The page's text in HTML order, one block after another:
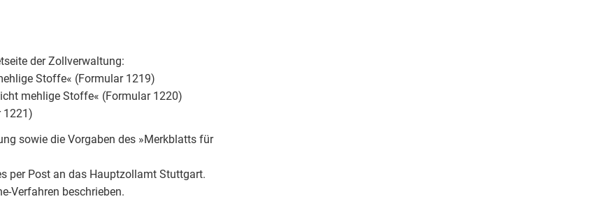
der Zollverwaltung:
Stoffe« (Formular 1219)
mehlige Stoffe« (Formular 1220)
1221)
sowie die Vorgaben des »Merkblatts für
per Post an das Hauptzollamt Stuttgart.
Verfahren beschrieben.